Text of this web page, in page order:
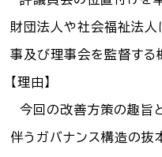
司
お
財団法人や社会福祉法人
事及び理事会を監督する
【理由】
今回の改善方策の趣旨
伴うガバナンス構造の抜